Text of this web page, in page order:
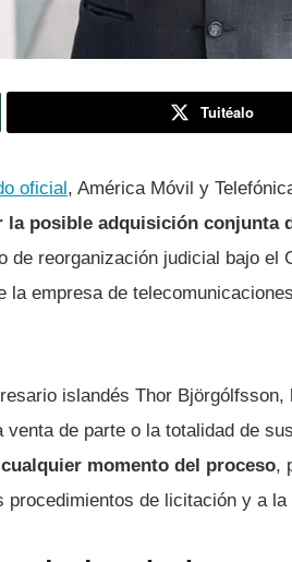
Tuitéalo
oficial , América Móvil y
posible adquisición conjunta
de reorganización judicial bajo el
la empresa de telecomunicaciones
islandés Thor
venta de parte o la totalidad de
momento del proceso,
procedimientos de licitación y a